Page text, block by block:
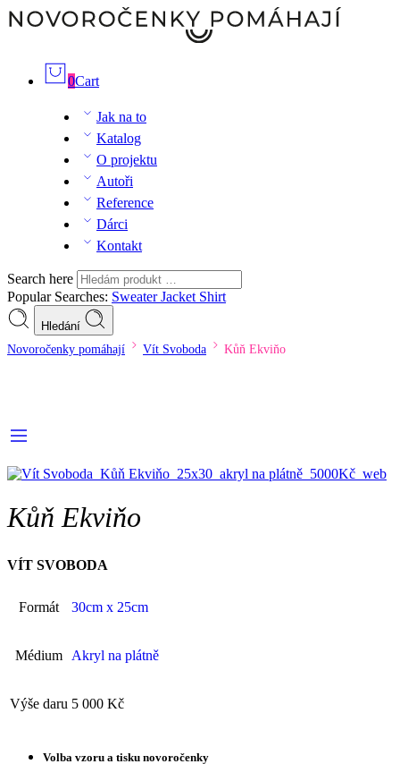
0Cart
Jak na to
Katalog
O projektu
Autoři
Reference
Dárci
Kontakt
Search here
Popular Searches: SweaterJacket Shirt
Hledání
Novoročenky pomáhají Vít Svoboda Kůň Ekviňo
Kůň Ekviňo
VÍT SVOBODA
Formát 30cm x 25cm
Médium Akryl na plátně
Výše daru 5 000 Kč
Volba vzoru a tisku novoročenky